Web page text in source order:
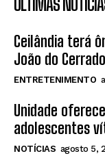
ÚLTIMAS
Ceilândia terá
João do Cerrado
ENTRETENIMENTO
Unidade
adolescentes
NOTÍCIAS agosto 5,